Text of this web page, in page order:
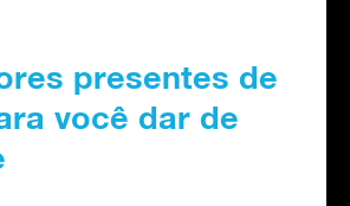
presentes de
você dar de